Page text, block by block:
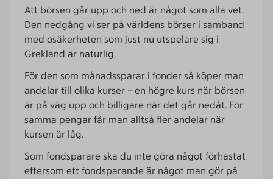
Att börsen går upp och ned är något som alla vet.
Den nedgång vi ser på världens börser i samband
med osäkerheten som just nu utspelare sig i
Grekland är naturlig.
För den som månadssparar i fonder så köper man
andelar till olika kurser – en högre kurs när börsen
är på väg upp och billigare när det går nedåt. För
samma pengar får man alltså fler andelar när
kursen är låg.
Som fondsparare ska du inte göra något förhastat
eftersom ett fondsparande är något man gör på